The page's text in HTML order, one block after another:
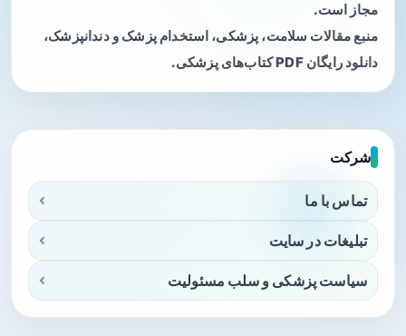
مجاز است.
منبع مقالات سلامت، پزشکی، استخدام پزشک و دندانپزشک،
دانلود رایگان PDF کتاب‌های پزشکی.
شرکت
تماس با ما
تبلیغات در سایت
سیاست پزشکی و سلب مسئولیت